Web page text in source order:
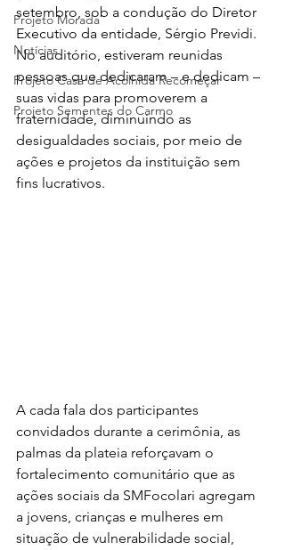
Projeto Morada
Notícias
Projeto Casa de Acolhida Recomeçar
Projeto Sementes do Carmo
setembro, sob a condução do Diretor
Executivo da entidade, Sérgio Previdi.
No auditório, estiveram reunidas
pessoas que dedicaram – e dedicam –
suas vidas para promoverem a
fraternidade, diminuindo as
desigualdades sociais, por meio de
ações e projetos da instituição sem
fins lucrativos.
A cada fala dos participantes
convidados durante a cerimônia, as
palmas da plateia reforçavam o
fortalecimento comunitário que as
ações sociais da SMFocolari agregam
a jovens, crianças e mulheres em
situação de vulnerabilidade social,